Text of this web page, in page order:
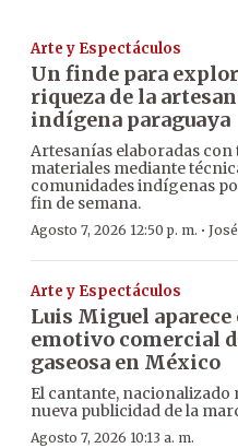
Arte y Espectáculos
Un finde para
riqueza de la
indígena paraguaya
Artesanías elaboradas
materiales mediante
comunidades indígenas
fin de semana.
Agosto 7, 2026 12:50 p. m. ·
Arte y Espectáculos
Luis Miguel aparece
emotivo comercial
gaseosa en México
El cantante,
nueva publicidad de la
Agosto 7, 2026 10:13 a. m.